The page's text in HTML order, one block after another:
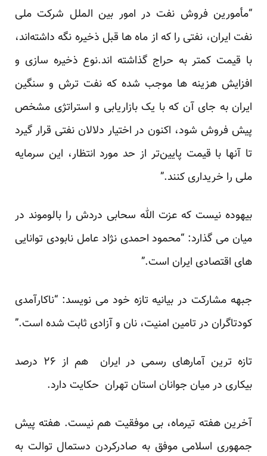
“مأمورین فروش نفت در امور بین الملل شرکت ملی
نفت ایران، نفتی را که از ماه ها قبل ذخیره نگه داشته‌اند،
با قیمت کمتر به حراج گذاشته اند.نوع ذخیره سازی و
افزایش هزینه ها موجب شده که نفت ترش و سنگین
ایران به جای آن که با یک بازاریابی و استراتژی مشخص
پیش فروش شود، اکنون در اختیار دلالان نفتی قرار گیرد
تا آنها با قیمت پایین‌تر از حد مورد انتظار، این سرمایه
ملی را خریداری کنند.”
بیهوده نیست که عزت الله سحابی دردش را بالوموند در
میان می گذارد: “محمود احمدی نژاد عامل نابودی توانایی
های اقتصادی ایران است.”
جبهه مشارکت در بیانیه تازه خود می نویسد: “ناکارآمدی
کودتاگران در تامین امنیت، نان و آزادی ثابت شده است.”
تازه ترین آمارهای رسمی در ایران هم از ۲۶ درصد
بیکاری در میان جوانان استان تهران حکایت دارد.
آخرین هفته تیرماه، بی موفقیت هم نیست. هفته پیش
جمهوری اسلامی موفق به صادرکردن دستمال توالت به